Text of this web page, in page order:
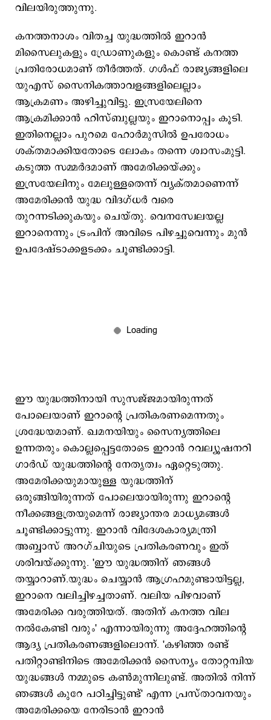
വിലയിരുത്തുന്നു.
കനത്തനാശം വിതച്ച യുദ്ധത്തില്‍ ഇറാന്‍
മിസൈലുകളും ഡ്രോണുകളും കൊണ്ട് കനത്ത
പ്രതിരോധമാണ് തീര്‍ത്തത്. ഗള്‍ഫ് രാജ്യങ്ങളിലെ
യുഎസ് സൈനികത്താവളങ്ങളിലെല്ലാം
ആക്രമണം അഴിച്ചുവിട്ടു. ഇസ്രയേലിനെ
ആക്രമിക്കാന്‍ ഹിസ്ബുല്ലയും ഇറാനൊപ്പം കൂടി.
ഇതിനെല്ലാം പുറമെ ഹോര്‍മുസില്‍ ഉപരോധം
ശക്തമാക്കിയതോടെ ലോകം തന്നെ ശ്വാസംമുട്ടി.
കടുത്ത സമ്മര്‍ദമാണ് അമേരിക്കയ്ക്കും
ഇസ്രയേലിനും മേലുള്ളതെന്ന് വ്യക്തമാണെന്ന്
അമേരിക്കന്‍ യുദ്ധ വിദഗ്ധര്‍ വരെ
തുറന്നടിക്കുകയും ചെയ്തു. വെനസ്വേലയല്ല
ഇറാനെന്നും ട്രംപിന് അവിടെ പിഴച്ചുവെന്നും മുന്‍
ഉപദേഷ്ടാക്കളടക്കം ചൂണ്ടിക്കാട്ടി.
ഈ യുദ്ധത്തിനായി സുസജ്ജമായിരുന്നത്
പോലെയാണ് ഇറാന്‍റെ പ്രതികരണമെന്നതും
ശ്രദ്ധേയമാണ്. ഖമനയിയും സൈന്യത്തിലെ
ഉന്നതരും കൊല്ലപ്പെട്ടതോടെ ഇറാന്‍ റവല്യൂഷനറി
ഗാര്‍ഡ് യുദ്ധത്തിന്‍റെ നേതൃത്വം ഏറ്റെടുത്തു.
അമേരിക്കയുമായുള്ള യുദ്ധത്തിന്
ഒരുങ്ങിയിരുന്നത് പോലെയായിരുന്നു ഇറാന്‍റെ
നീക്കങ്ങളത്രയുമെന്ന് രാജ്യാന്തര മാധ്യമങ്ങള്‍
ചൂണ്ടിക്കാട്ടുന്നു. ഇറാന്‍ വിദേശകാര്യമന്ത്രി
അബ്ബാസ് അറഗ്ചിയുടെ പ്രതികരണവും ഇത്
ശരിവയ്ക്കുന്നു. 'ഈ യുദ്ധത്തിന് ഞങ്ങള്‍
തയ്യാറാണ്.യുദ്ധം ചെയ്യാന്‍ ആഗ്രഹമുണ്ടായിട്ടല്ല,
ഇറാനെ വലിച്ചിഴച്ചതാണ്. വലിയ പിഴവാണ്
അമേരിക്ക വരുത്തിയത്. അതിന് കനത്ത വില
നല്‍കേണ്ടി വരും' എന്നായിരുന്നു അദ്ദേഹത്തിന്‍റെ
ആദ്യ പ്രതികരണങ്ങളിലൊന്ന്. 'കഴിഞ്ഞ രണ്ട്
പതിറ്റാണ്ടിനിടെ അമേരിക്കന്‍ സൈന്യം തോറ്റമ്പിയ
യുദ്ധങ്ങള്‍ നമ്മുടെ കണ്‍മുന്നിലുണ്ട്. അതില്‍ നിന്ന്
ഞങ്ങള്‍ കുറേ പഠിച്ചിട്ടുണ്ട്' എന്ന പ്രസ്താവനയും
അമേരിക്കയെ നേരിടാന്‍ ഇറാന്‍